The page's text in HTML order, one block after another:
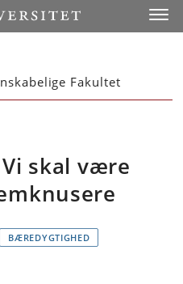
Fakultet
skal være
BÆREDYGTIGHED